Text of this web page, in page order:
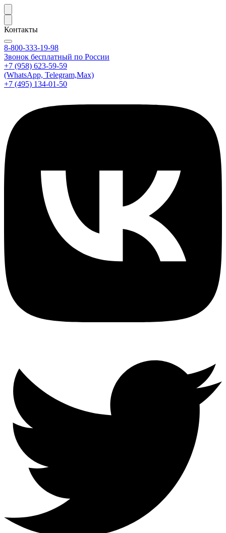
Контакты
8-800-333-19-98
Звонок бесплатный по России
+7 (958) 623-59-59
(WhatsApp, Telegram,Max)
+7 (495) 134-01-50